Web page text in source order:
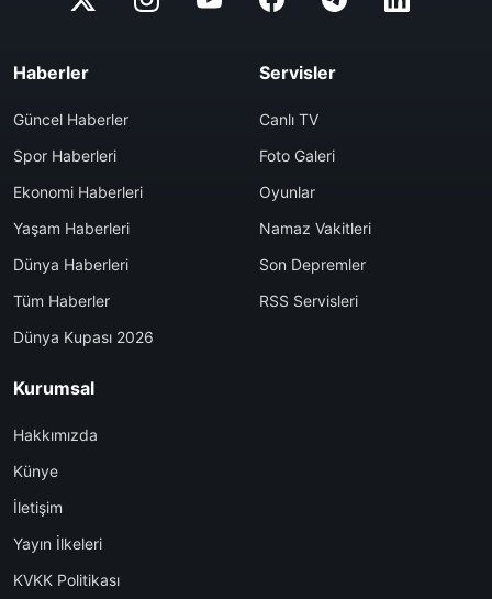
Haberler
Güncel Haberler
Spor Haberleri
Ekonomi Haberleri
Yaşam Haberleri
Dünya Haberleri
Tüm Haberler
Dünya Kupası 2026
Servisler
Canlı TV
Foto Galeri
Oyunlar
Namaz Vakitleri
Son Depremler
RSS Servisleri
Kurumsal
Hakkımızda
Künye
İletişim
Yayın İlkeleri
KVKK Politikası